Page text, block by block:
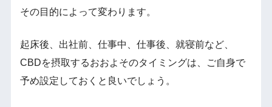
その目的によって変わります。
起床後、出社前、仕事中、仕事後、就寝前など、
CBDを摂取するおおよそのタイミングは、ご自身で
予め設定しておくと良いでしょう。